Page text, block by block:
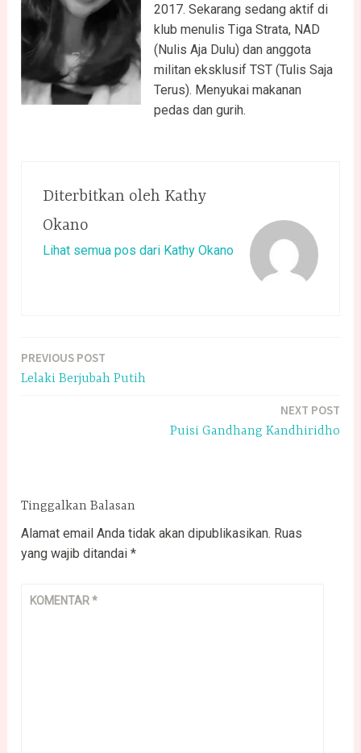
2017. Sekarang sedang aktif di
klub menulis Tiga Strata, NAD
(Nulis Aja Dulu) dan anggota
militan eksklusif TST (Tulis Saja
Terus). Menyukai makanan
pedas dan gurih.
Diterbitkan oleh Kathy
Okano
Lihat semua pos dari Kathy Okano
Navigasi
PREVIOUS POST
Lelaki Berjubah Putih
NEXT POST
Puisi Gandhang Kandhiridho
Tinggalkan Balasan
Alamat email Anda tidak akan dipublikasikan. Ruas
yang wajib ditandai*
KOMENTAR*